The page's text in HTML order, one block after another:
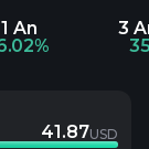
1 An
3
41.87USD